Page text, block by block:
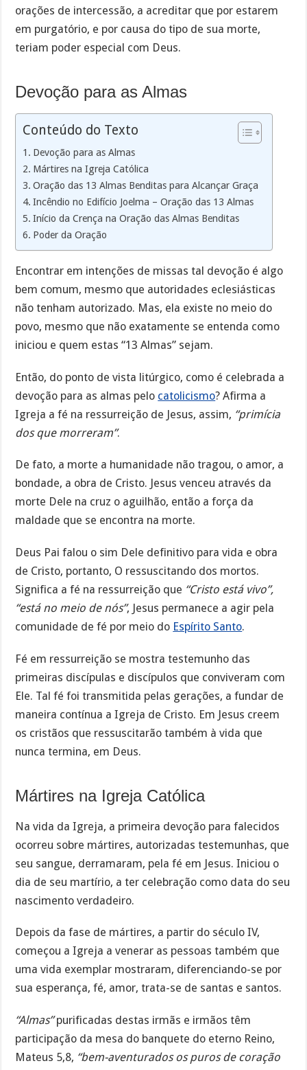
orações de intercessão, a acreditar que por estarem
em purgatório, e por causa do tipo de sua morte,
teriam poder especial com Deus.
Devoção para as Almas
Conteúdo do Texto
Devoção para as Almas
Mártires na Igreja Católica
Oração das 13 Almas Benditas para Alcançar Graça
Incêndio no Edifício Joelma – Oração das 13 Almas
Início da Crença na Oração das Almas Benditas
Poder da Oração
Encontrar em intenções de missas tal devoção é algo
bem comum, mesmo que autoridades eclesiásticas
não tenham autorizado. Mas, ela existe no meio do
povo, mesmo que não exatamente se entenda como
iniciou e quem estas “13 Almas” sejam.
Então, do ponto de vista litúrgico, como é celebrada a
devoção para as almas pelo catolicismo? Afirma a
Igreja a fé na ressurreição de Jesus, assim, “primícia
dos que morreram”.
De fato, a morte a humanidade não tragou, o amor, a
bondade, a obra de Cristo. Jesus venceu através da
morte Dele na cruz o aguilhão, então a força da
maldade que se encontra na morte.
Deus Pai falou o sim Dele definitivo para vida e obra
de Cristo, portanto, O ressuscitando dos mortos.
Significa a fé na ressurreição que “Cristo está vivo”,
“está no meio de nós”, Jesus permanece a agir pela
comunidade de fé por meio do Espírito Santo.
Fé em ressurreição se mostra testemunho das
primeiras discípulas e discípulos que conviveram com
Ele. Tal fé foi transmitida pelas gerações, a fundar de
maneira contínua a Igreja de Cristo. Em Jesus creem
os cristãos que ressuscitarão também à vida que
nunca termina, em Deus.
Mártires na Igreja Católica
Na vida da Igreja, a primeira devoção para falecidos
ocorreu sobre mártires, autorizadas testemunhas, que
seu sangue, derramaram, pela fé em Jesus. Iniciou o
dia de seu martírio, a ter celebração como data do seu
nascimento verdadeiro.
Depois da fase de mártires, a partir do século IV,
começou a Igreja a venerar as pessoas também que
uma vida exemplar mostraram, diferenciando-se por
sua esperança, fé, amor, trata-se de santas e santos.
“Almas”purificadas destas irmãs e irmãos têm
participação da mesa do banquete do eterno Reino,
Mateus 5,8, “bem-aventurados os puros de coração